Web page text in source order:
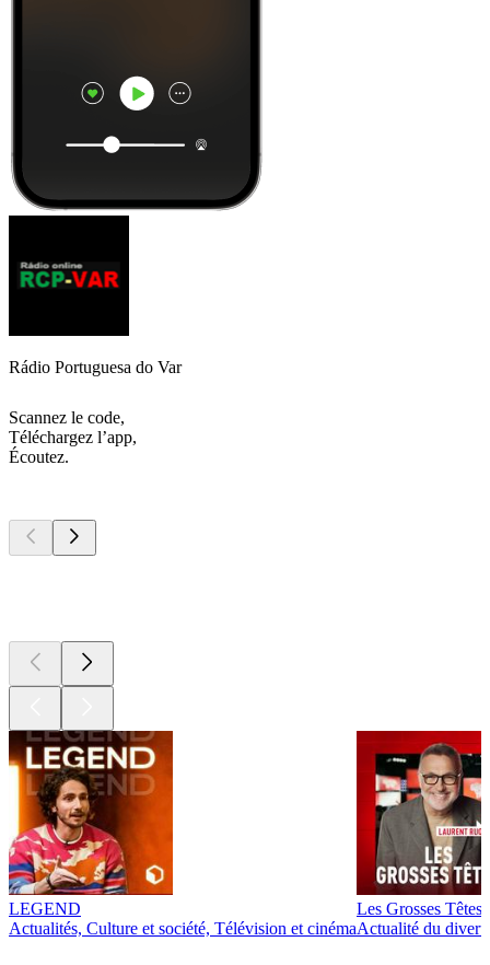
Rádio Portuguesa do Var
Scannez le code,
Téléchargez l’app,
Écoutez.
LEGEND
Actualités, Culture et société, Télévision et cinéma
Les Grosses Têtes
Actualité du